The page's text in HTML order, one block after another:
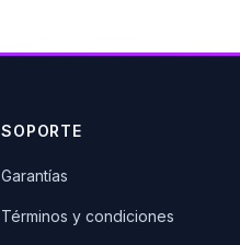
SOPORTE
Garantías
Términos y condiciones